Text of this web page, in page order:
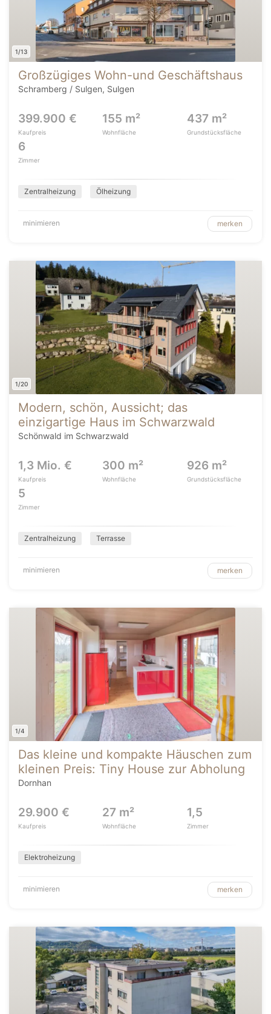
1/13
Großzügiges Wohn-und Geschäftshaus
Schramberg / Sulgen, Sulgen
399.900 €
Kaufpreis
155 m²
Wohnfläche
437 m²
Grundstücksfläche
6
Zimmer
Zentralheizung Ölheizung
minimieren merken
1/20
Modern, schön, Aussicht; das
einzigartige Haus im Schwarzwald
Schönwald im Schwarzwald
1,3 Mio. €
Kaufpreis
300 m²
Wohnfläche
926 m²
Grundstücksfläche
5
Zimmer
Zentralheizung Terrasse
minimieren merken
1/4
Das kleine und kompakte Häuschen zum
kleinen Preis: Tiny House zur Abholung
Dornhan
29.900 €
Kaufpreis
27 m²
Wohnfläche
1,5
Zimmer
Elektroheizung
minimieren merken